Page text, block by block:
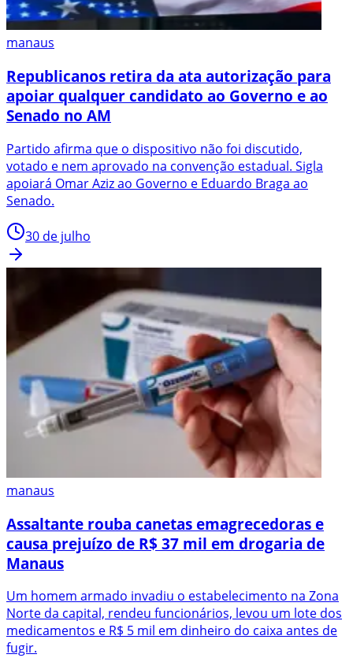
manaus
Republicanos retira da ata autorização para
apoiar qualquer candidato ao Governo e ao
Senado no AM
Partido afirma que o dispositivo não foi discutido,
votado e nem aprovado na convenção estadual. Sigla
apoiará Omar Aziz ao Governo e Eduardo Braga ao
Senado.
30 de julho
manaus
Assaltante rouba canetas emagrecedoras e
causa prejuízo de R$ 37 mil em drogaria de
Manaus
Um homem armado invadiu o estabelecimento na Zona
Norte da capital, rendeu funcionários, levou um lote dos
medicamentos e R$ 5 mil em dinheiro do caixa antes de
fugir.